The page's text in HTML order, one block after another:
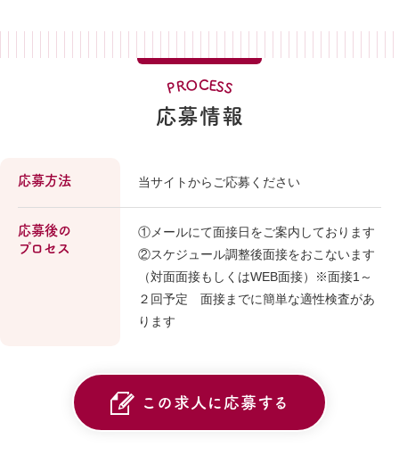
PROCESS
応募情報
応募方法 当サイトからご応募ください
応募後の
プロセス
①メールにて面接日をご案内しております
②スケジュール調整後面接をおこないます
（対面面接もしくはWEB面接）※面接1～
２回予定 面接までに簡単な適性検査があ
ります
この求人に応募する